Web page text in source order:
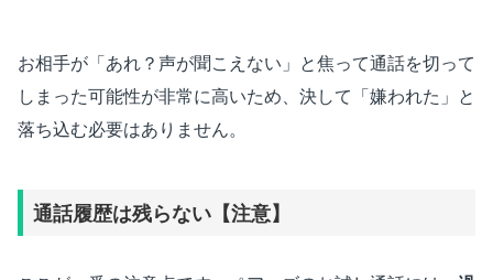
お相手が「あれ？声が聞こえない」と焦って通話を切って
しまった可能性が非常に高いため、決して「嫌われた」と
落ち込む必要はありません。
通話履歴は残らない【注意】